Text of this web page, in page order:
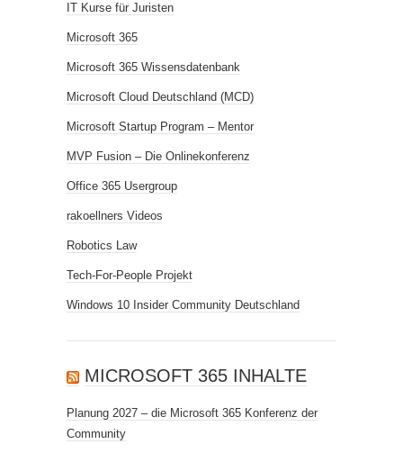
IT Kurse für Juristen
Microsoft 365
Microsoft 365 Wissensdatenbank
Microsoft Cloud Deutschland (MCD)
Microsoft Startup Program – Mentor
MVP Fusion – Die Onlinekonferenz
Office 365 Usergroup
rakoellners Videos
Robotics Law
Tech-For-People Projekt
Windows 10 Insider Community Deutschland
MICROSOFT 365 INHALTE
Planung 2027 – die Microsoft 365 Konferenz der
Community